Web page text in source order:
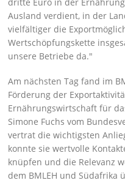
Ausland verdient, in der
vielfältiger die
Wertschöpfungskette
unsere Betriebe da.
Am nächsten Tag fand im
Förderung der
Ernährungswirtschaft für
Simone Fuchs vom
vertrat die wichtigsten
konnte sie wertvolle
knüpfen und die Relevanz
dem BMLEH und